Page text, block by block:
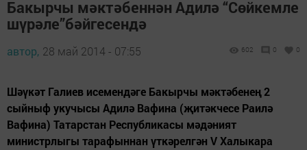
Бакырчы мәктәбеннән Адилә “Сөйкемле
шүрәле”бәйгесендә
автор, 28 май 2014 - 07:55 602 0 0
Шәүкәт Галиев исемендәге Бакырчы мәктәбенең 2
сыйныф укучысы Адилә Вафина (җитәкчесе Раилә
Вафина) Татарстан Республикасы мәдәният
министрлыгы тарафыннан үткәрелгән V Халыкара